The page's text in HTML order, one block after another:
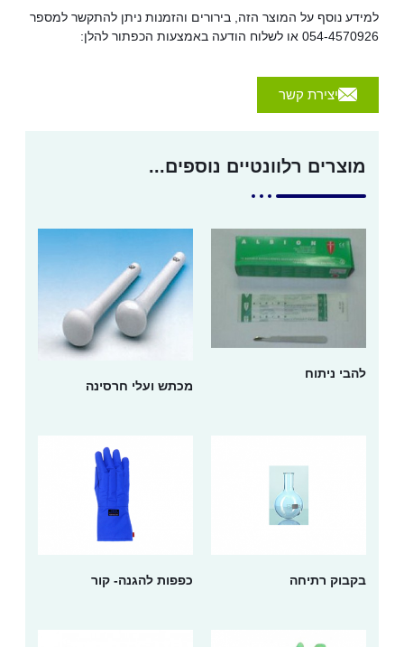
למידע נוסף על המוצר הזה, בירורים והזמנות ניתן להתקשר למספר
054-4570926 או לשלוח הודעה באמצעות הכפתור להלן:
יצירת קשר
מוצרים רלוונטיים נוספים...
להבי ניתוח
מכתש ועלי חרסינה
בקבוק רתיחה כפפות להגנה- קור